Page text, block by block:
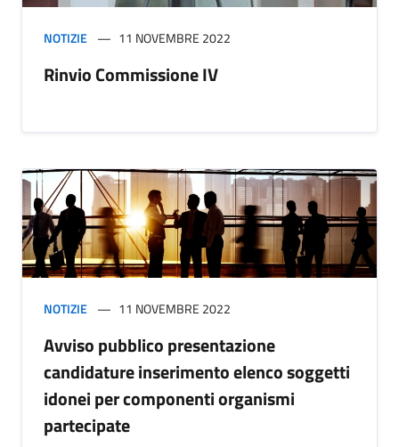
NOTIZIE 11 NOVEMBRE 2022
Rinvio Commissione IV
NOTIZIE 11 NOVEMBRE 2022
Avviso pubblico presentazione
candidature inserimento elenco soggetti
idonei per componenti organismi
partecipate